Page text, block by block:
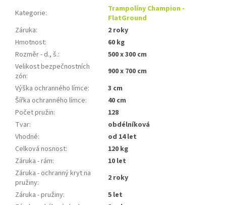
Kategorie:
Trampolíny Champion -
FlatGround
Záruka:
2 roky
Hmotnost:
60 kg
Rozměr - d., š.:
500 x 300 cm
Velikost bezpečnostních
zón:
900 x 700 cm
Výška ochranného límce:
3 cm
Šířka ochranného límce:
40 cm
Počet pružin:
128
Tvar:
obdélníková
Vhodné:
od 14 let
Celková nosnost:
120 kg
Záruka - rám:
10 let
Záruka - ochranný kryt na
pružiny:
2 roky
Záruka - pružiny:
5 let